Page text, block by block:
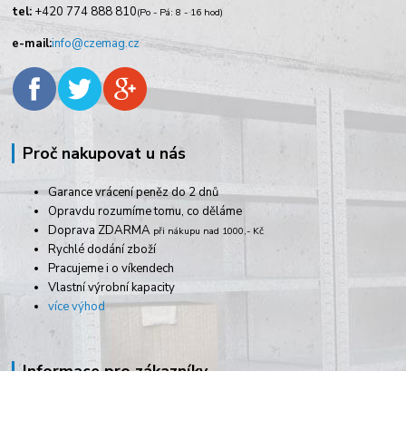
tel: +420 774 888 810(Po - Pá: 8 - 16 hod)
e-mail:info@czemag.cz
Proč nakupovat u nás
Garance vrácení peněz do 2 dnů
Opravdu rozumíme tomu, co děláme
Doprava ZDARMA při nákupu nad 1000,- Kč
Rychlé dodání zboží
Pracujeme i o víkendech
Vlastní výrobní kapacity
více výhod
Informace pro zákazníky